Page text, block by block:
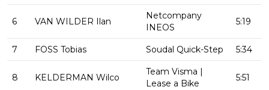
6 VAN WILDER Ilan
Netcompany
INEOS
5:19
7 FOSS Tobias Soudal Quick-Step 5:34
8 KELDERMAN Wilco
Team Visma |
Lease a Bike
5:51